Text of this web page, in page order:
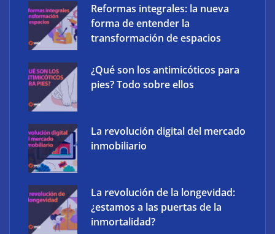
ciberdefensa CMMC 2.0 del Departamento de
Defensa de EE. UU.
de baterías domésticas a instaladores solares
Reformas integrales: la nueva
forma de entender la
transformación de espacios
¿Qué son los antimicóticos para
pies? Todo sobre ellos
La revolución digital del mercado
inmobiliario
La revolución de la longevidad:
¿estamos a las puertas de la
inmortalidad?